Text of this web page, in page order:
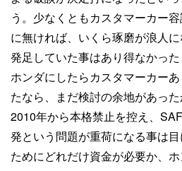
う。少なくともカスタマーカー
に無ければ、いくら琢磨が浪人
発足していた事はあり得なかった
ホンダにしたらカスタマーカー
たなら、まだ検討の余地があっ
2010年から本格禁止を控え、
発という問題が重荷になる事は
ためにどれだけ資金が必要か、